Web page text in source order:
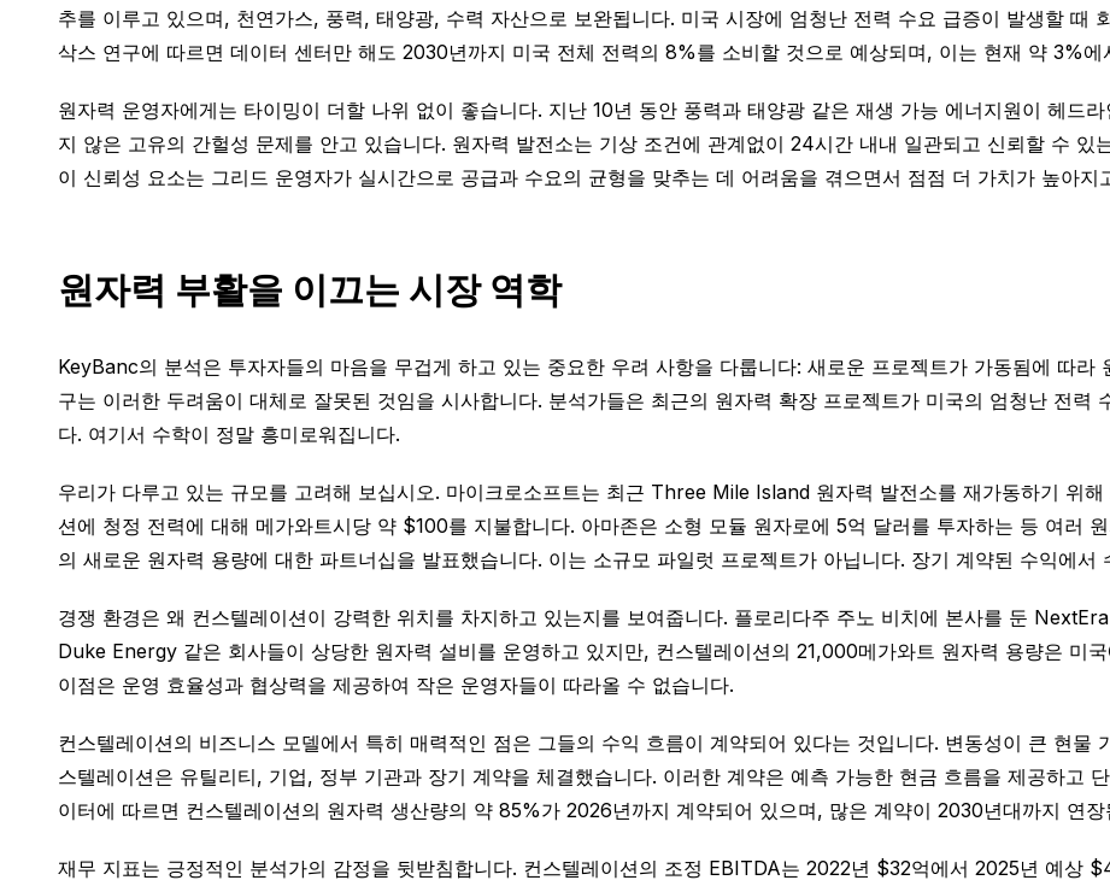
추를 이루고 있으며, 천연가스, 풍력, 태양광, 수력 자산으로 보완됩니다. 미국 시장에 엄청난 전력 수요 급증이 발생할 때
삭스 연구에 따르면 데이터 센터만 해도 2030년까지 미국 전체 전력의 8%를 소비할 것으로 예상되며, 이는 현재 약 3%에
원자력 운영자에게는 타이밍이 더할 나위 없이 좋습니다. 지난 10년 동안 풍력과 태양광 같은 재생 가능 에너지원이 헤드
지 않은 고유의 간헐성 문제를 안고 있습니다. 원자력 발전소는 기상 조건에 관계없이 24시간 내내 일관되고 신뢰할 수 있
이 신뢰성 요소는 그리드 운영자가 실시간으로 공급과 수요의 균형을 맞추는 데 어려움을 겪으면서 점점 더 가치가 높아지
원자력 부활을 이끄는 시장 역학
KeyBanc의 분석은 투자자들의 마음을 무겁게 하고 있는 중요한 우려 사항을 다룹니다: 새로운 프로젝트가 가동됨에 따라
구는 이러한 두려움이 대체로 잘못된 것임을 시사합니다. 분석가들은 최근의 원자력 확장 프로젝트가 미국의 엄청난 전력
다. 여기서 수학이 정말 흥미로워집니다.
우리가 다루고 있는 규모를 고려해 보십시오. 마이크로소프트는 최근 Three Mile Island 원자력 발전소를 재가동하기 위
션에 청정 전력에 대해 메가와트시당 약 $100를 지불합니다. 아마존은 소형 모듈 원자로에 5억 달러를 투자하는 등 여러
의 새로운 원자력 용량에 대한 파트너십을 발표했습니다. 이는 소규모 파일럿 프로젝트가 아닙니다. 장기 계약된 수익에서
경쟁 환경은 왜 컨스텔레이션이 강력한 위치를 차지하고 있는지를 보여줍니다. 플로리다주 주노 비치에 본사를 둔
Duke Energy 같은 회사들이 상당한 원자력 설비를 운영하고 있지만, 컨스텔레이션의 21,000메가와트 원자력 용량은 미
이점은 운영 효율성과 협상력을 제공하여 작은 운영자들이 따라올 수 없습니다.
컨스텔레이션의 비즈니스 모델에서 특히 매력적인 점은 그들의 수익 흐름이 계약되어 있다는 것입니다. 변동성이 큰 현물
스텔레이션은 유틸리티, 기업, 정부 기관과 장기 계약을 체결했습니다. 이러한 계약은 예측 가능한 현금 흐름을 제공하고
이터에 따르면 컨스텔레이션의 원자력 생산량의 약 85%가 2026년까지 계약되어 있으며, 많은 계약이 2030년대까지 연장
재무 지표는 긍정적인 분석가의 감정을 뒷받침합니다. 컨스텔레이션의 조정 EBITDA는 2022년 $32억에서 2025년 예상